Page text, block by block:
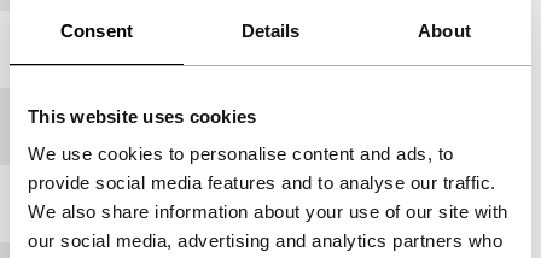
Consent Details About
This website uses cookies
We use cookies to personalise content and ads, to
provide social media features and to analyse our traffic.
We also share information about your use of our site with
our social media, advertising and analytics partners who
Festivaleditie IFFR 2013
Lengte 135'